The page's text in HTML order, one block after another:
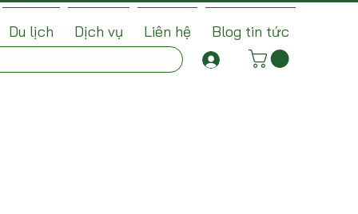
Du lịch Dịch vụ Liên hệ
Blog tin tức